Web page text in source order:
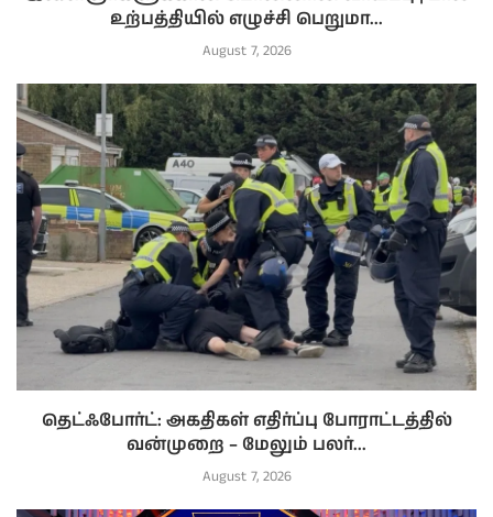
உற்பத்தியில் எழுச்சி பெறுமா...
August 7, 2026
தெட்ஃபோர்ட்: அகதிகள் எதிர்ப்பு போராட்டத்தில்
வன்முறை – மேலும் பலர்...
August 7, 2026